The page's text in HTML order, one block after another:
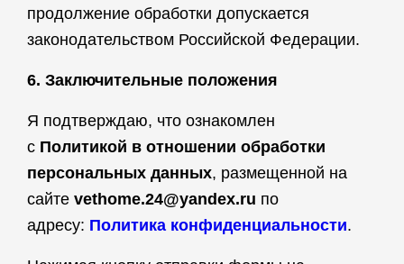
продолжение обработки допускается
законодательством Российской Федерации.
6. Заключительные положения
Я подтверждаю, что ознакомлен
с Политикой в отношении обработки
персональных данных, размещенной на
сайте vethome.24@yandex.ru по
адресу: Политика конфиденциальности.